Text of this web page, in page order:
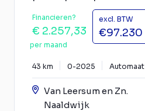
Financieren?
€ 2.257,33
per maand
excl. BTW
€97.230
43 km 0-2025 Automaat
Van Leersum en Zn.
Naaldwijk